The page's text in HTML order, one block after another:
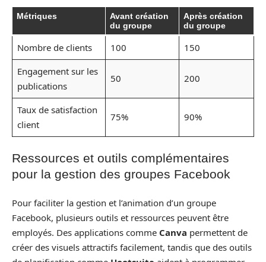
Métriques
Avant création
du groupe
Après création
du groupe
Nombre de clients 100
150
Engagement sur les
publications
50 200
Taux de satisfaction
client
75% 90%
Ressources et outils complémentaires
pour la gestion des groupes Facebook
Pour faciliter la gestion et l’animation d’un groupe
Facebook, plusieurs outils et ressources peuvent être
employés. Des applications comme Canva permettent de
créer des visuels attractifs facilement, tandis que des outils